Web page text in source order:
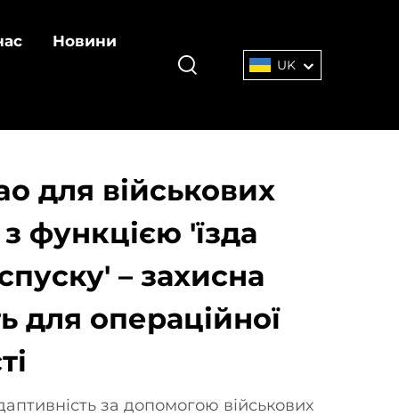
Новини
UK
для військових
з функцією 'їзда
– захисна
для операційної
за допомогою військових